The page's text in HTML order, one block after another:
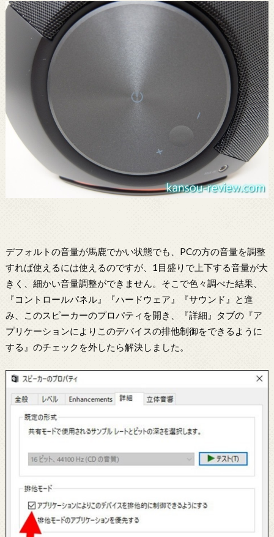
デフォルトの音量が馬鹿でかい状態でも、PCの方の音量を調整
すれば使えるには使えるのですが、1目盛りで上下する音量が大
きく、細かい音量調整ができません。そこで色々調べた結果、
『コントロールパネル』『ハードウェア』『サウンド』と進
み、このスピーカーのプロパティを開き、『詳細』タブの『ア
プリケーションによりこのデバイスの排他制御をできるように
する』のチェックを外したら解決しました。